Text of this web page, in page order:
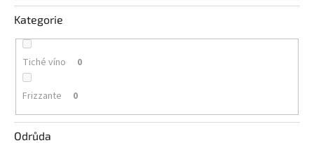
BiB
-
větší
objem
Ostatní
vína
Značky
Kategorie
Tiché víno 0
Frizzante 0
Odrůda